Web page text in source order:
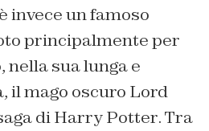
è invece un famoso
principalmente per
sua lunga e
mago oscuro Lord
diHarry Potter. Tra